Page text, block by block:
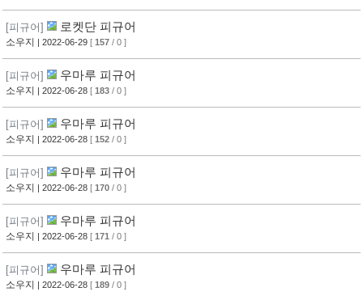
[피규어] 로켓단 피규어
소우지 | 2022-06-29 [ 157 / 0 ]
[피규어] 우마루 피규어
소우지 | 2022-06-28 [ 183 / 0 ]
[피규어] 우마루 피규어
소우지 | 2022-06-28 [ 152 / 0 ]
[피규어] 우마루 피규어
소우지 | 2022-06-28 [ 170 / 0 ]
[피규어] 우마루 피규어
소우지 | 2022-06-28 [ 171 / 0 ]
[피규어] 우마루 피규어
소우지 | 2022-06-28 [ 189 / 0 ]